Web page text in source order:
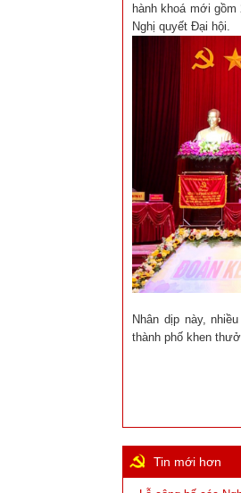
hành khoá mới
Nghị quyết Đại hội.
Nhân dịp này,
thành phố khen
Tin mới hơn